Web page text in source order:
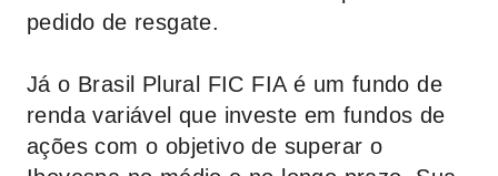
pedido de resgate.
Já o Brasil Plural FIC FIA é um fundo de
renda variável que investe em fundos de
ações com o objetivo de superar o